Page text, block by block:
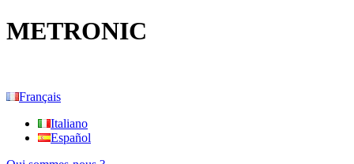
METRONIC
Français
Italiano
Español